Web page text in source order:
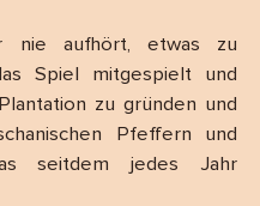
nie aufhört, etwas zu
Spiel mitgespielt und
zu gründen und
Pfeffern und
seitdem jedes Jahr